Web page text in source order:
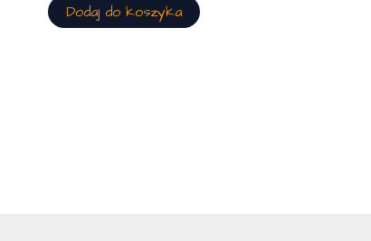
Dodaj do koszyka